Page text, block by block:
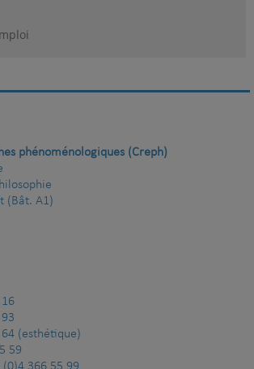
phénoménologiques (Creph)
(Bât. A1)
(esthétique)
59